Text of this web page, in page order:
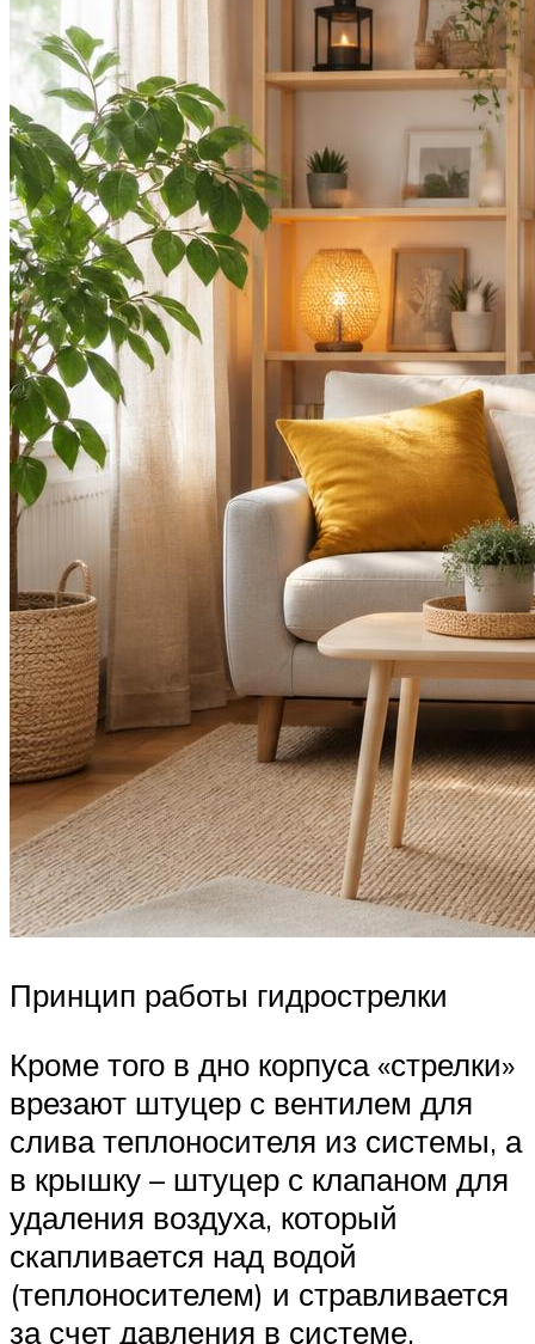
Принцип работы гидрострелки
Кроме того в дно корпуса «стрелки»
врезают штуцер с вентилем для
слива теплоносителя из системы, а
в крышку – штуцер с клапаном для
удаления воздуха, который
скапливается над водой
(теплоносителем) и стравливается
за счет давления в системе.